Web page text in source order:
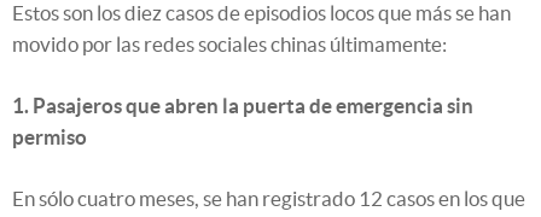
Estos son los diez casos de episodios locos que más se han
movido por las redes sociales chinas últimamente:
1. Pasajeros que abren la puerta de emergencia sin
permiso
En sólo cuatro meses, se han registrado 12 casos en los que